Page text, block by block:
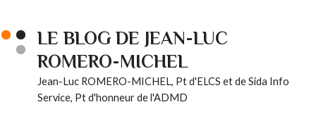
LE BLOG DE JEAN-LUC
ROMERO-MICHEL
Jean-Luc ROMERO-MICHEL, Pt d'ELCS et de Sida Info
Service, Pt d'honneur de l'ADMD